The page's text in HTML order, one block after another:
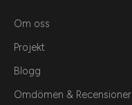
Om oss
Projekt
Blogg
Omdömen & Recensioner